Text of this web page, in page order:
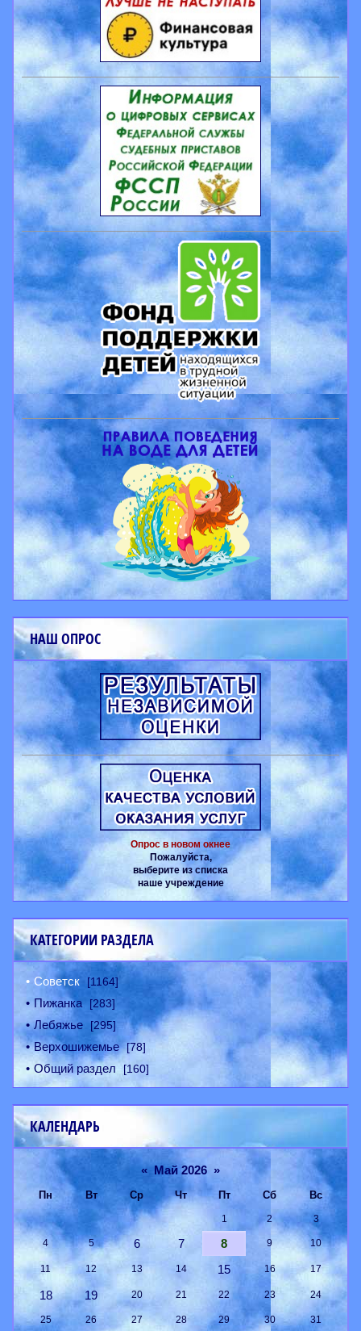
НАШ ОПРОС
Опрос в новом окнее
Пожалуйста,
выберите из списка
наше учреждение
КАТЕГОРИИ РАЗДЕЛА
Советск [1164]
Пижанка [283]
Лебяжье [295]
Верхошижемье [78]
Общий раздел [160]
КАЛЕНДАРЬ
« Май 2026 »
Пн Вт Ср Чт Пт Сб Вс
1 2 3
4 5 6 7 8 9 10
11 12 13 14 15 16 17
18 19 20 21 22 23 24
25 26 27 28 29 30 31